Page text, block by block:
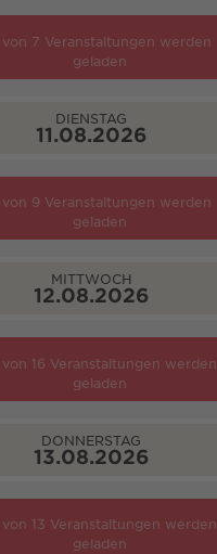
von 7 Veranstaltungen werden
geladen
DIENSTAG
11.08.2026
von 9 Veranstaltungen werden
geladen
MITTWOCH
12.08.2026
von 16 Veranstaltungen werden
geladen
DONNERSTAG
13.08.2026
von 13 Veranstaltungen werden
geladen